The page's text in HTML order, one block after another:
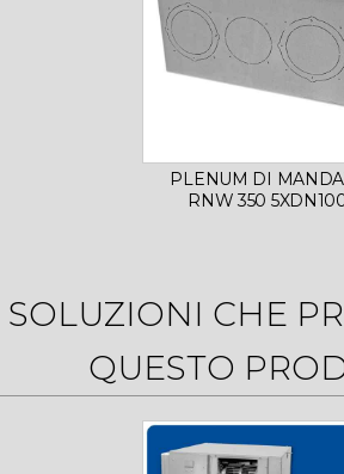
PLENUM DI
RNW 350
SOLUZIONI CHE
QUESTO